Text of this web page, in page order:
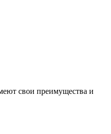
свои преимущества и